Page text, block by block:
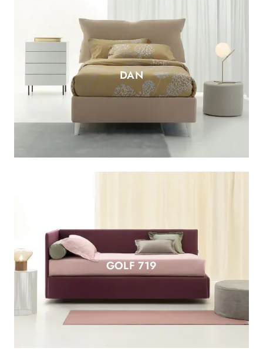
DAN
GOLF 719